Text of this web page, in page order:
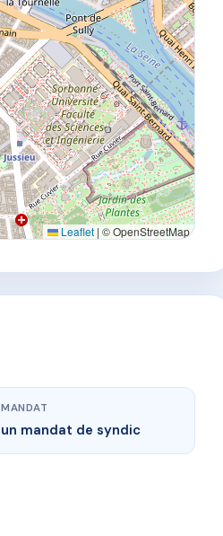
Leaflet | © OpenStreetMap
MANDAT
un mandat de syndic